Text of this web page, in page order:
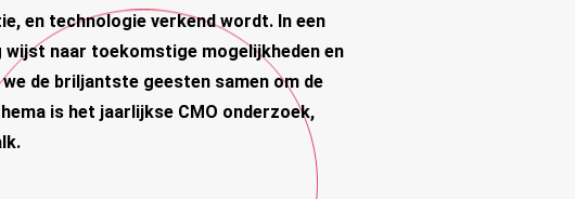
en technologie verkend wordt. In een
naar toekomstige mogelijkheden en
de briljantste geesten samen om de
is het jaarlijkse CMO onderzoek,